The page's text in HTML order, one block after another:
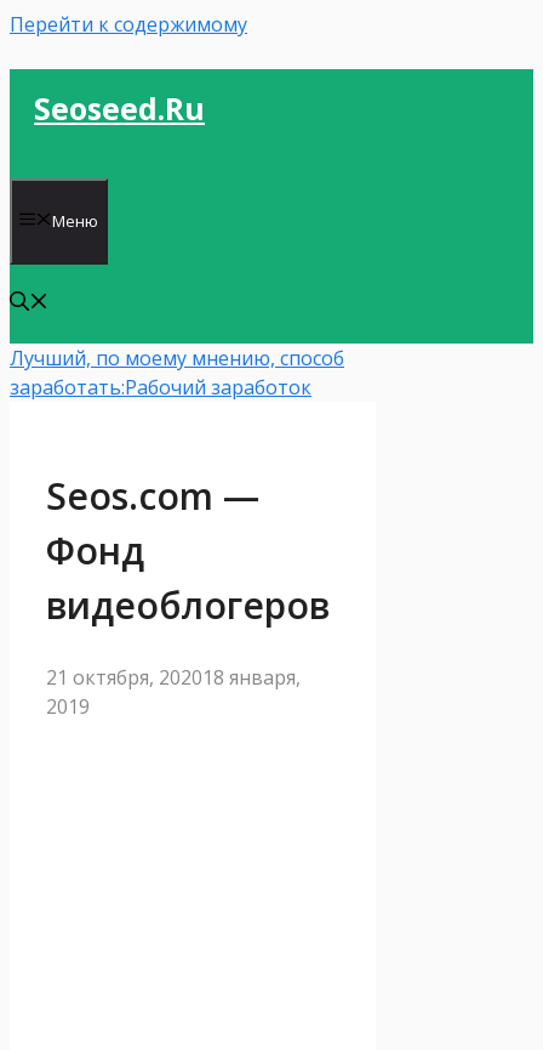
Перейти к содержимому
Seoseed.ru
Меню
Лучший, по моему мнению, способ
заработать:Рабочий заработок
Seos.com —
Фонд
видеоблогеров
21 октября, 202018 января,
2019